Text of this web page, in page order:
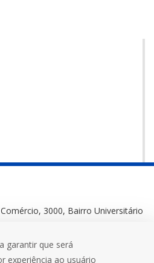
3000, Bairro Universitário
+55 (55) 3332 0572
garantir que será
experiência ao usuário